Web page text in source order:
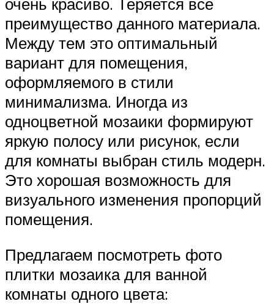
преимущество данного материала.
Между тем это оптимальный
вариант для помещения,
оформляемого в стили
минимализма. Иногда из
одноцветной мозаики формируют
яркую полосу или рисунок, если
для комнаты выбран стиль модерн.
Это хорошая возможность для
визуального изменения пропорций
помещения.
Предлагаем посмотреть фото
плитки мозаика для ванной
комнаты одного цвета: